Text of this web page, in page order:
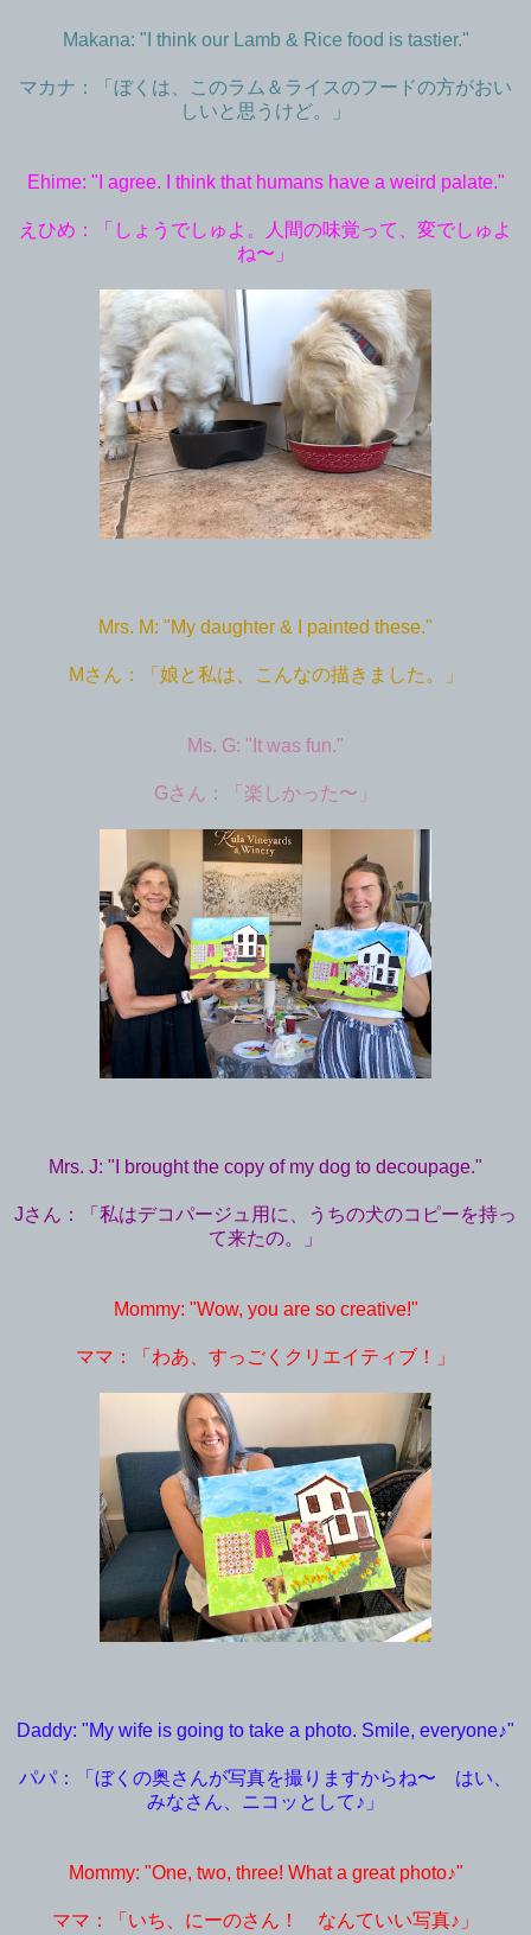
Makana: "I think our Lamb & Rice food is tastier."
マカナ：「ぼくは、このラム＆ライスのフードの方がおい
しいと思うけど。」
Ehime: "I agree. I think that humans have a weird palate."
えひめ：「しょうでしゅよ。人間の味覚って、変でしゅよ
ね〜」
Mrs. M: "My daughter & I painted these."
Mさん：「娘と私は、こんなの描きました。」
Ms. G: "It was fun."
Gさん：「楽しかった〜」
Mrs. J: "I brought the copy of my dog to decoupage."
Jさん：「私はデコパージュ用に、うちの犬のコピーを持っ
て来たの。」
Mommy: "Wow, you are so creative!"
ママ：「わあ、すっごくクリエイティブ！」
Daddy: "My wife is going to take a photo. Smile, everyone♪"
パパ：「ぼくの奥さんが写真を撮りますからね〜 はい、
みなさん、ニコッとして♪」
Mommy: "One, two, three! What a great photo♪"
ママ：「いち、にーのさん！ なんていい写真♪」